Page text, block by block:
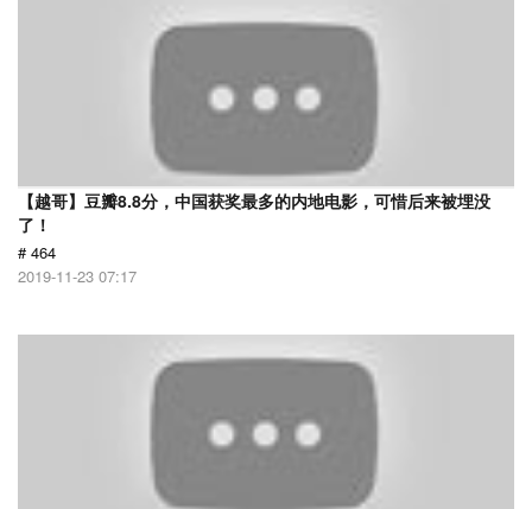
【越哥】豆瓣8.8分，中国获奖最多的内地电影，可惜后来被埋没
了！
# 464
2019-11-23 07:17